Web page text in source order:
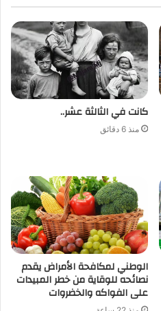
كانت في الثالثة عشر..
منذ 6 دقائق
الوطني لمكافحة الأمراض يقدم
نصائحه للوقاية من خطر المبيدات
على الفواكه والخضروات